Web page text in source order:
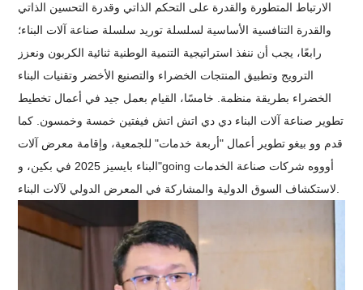
الارتباط المتطورة والقدرة على التحكم الذاتي وقدرة التحسين الذاتي
والقدرة التنافسية الأساسية لسلسلة توريد سلسلة صناعة آلات البناء؛
رابعًا، يجب أن ننفذ استراتيجية التنمية الوطنية ثنائية الكربون ونعزز
الترويج وتطبيق المنتجات الخضراء والتصنيع الأخضر وتقنيات البناء
الخضراء بطريقة منظمة. خامسًا، القيام بعمل جيد في أعمال تخطيط
تطوير صناعة آلات البناء دي دي اتش اتش فيفتين خمسة وخمسون. كما
قدم وو بيغو تطوير أعمال "أربعة خدمات" للجمعية، وإقامة معرض آلات
البناء بايسيز 2025 في بكين، و"going أوووه شركات صناعة الخدمات
لاستكشاف السوق الدولية والمشاركة في المعرض الدولي لآلات البناء.